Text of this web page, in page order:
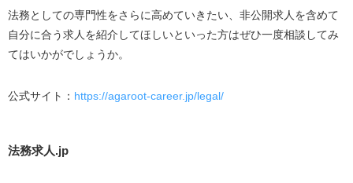
法務としての専門性をさらに高めていきたい、非公開求人を含めて
自分に合う求人を紹介してほしいといった方はぜひ一度相談してみ
てはいかがでしょうか。
公式サイト： https://agaroot-career.jp/legal/
法務求人.jp